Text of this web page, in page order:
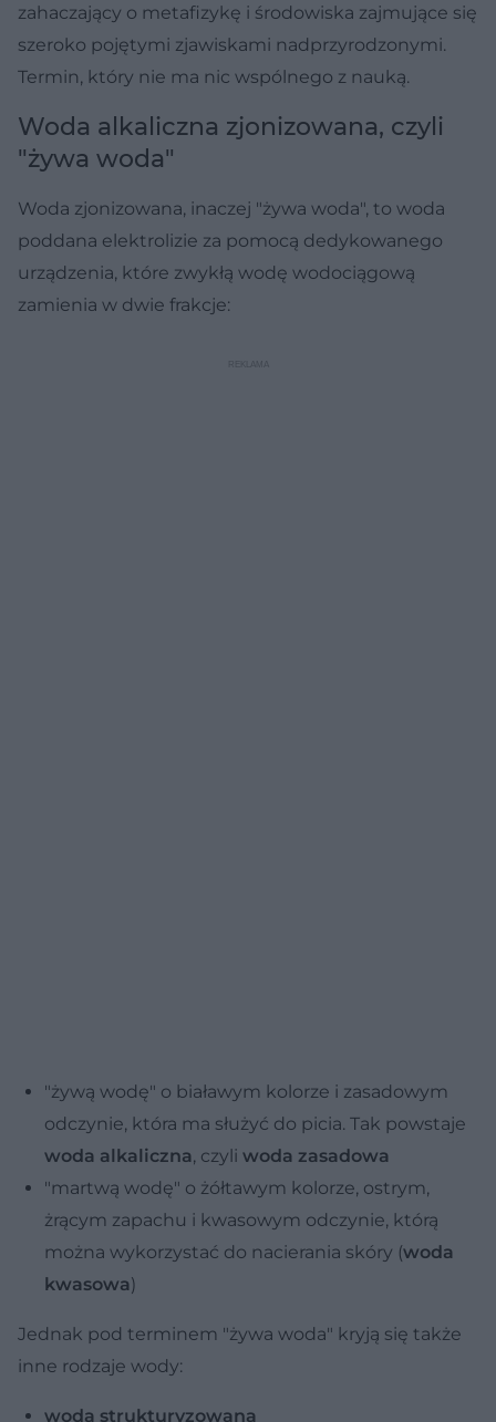
zahaczający o metafizykę i środowiska zajmujące się
szeroko pojętymi zjawiskami nadprzyrodzonymi.
Termin, który nie ma nic wspólnego z nauką.
Woda alkaliczna zjonizowana, czyli
"żywa woda"
Woda zjonizowana, inaczej "żywa woda", to woda
poddana elektrolizie za pomocą dedykowanego
urządzenia, które zwykłą wodę wodociągową
zamienia w dwie frakcje:
"żywą wodę" o białawym kolorze i zasadowym
odczynie, która ma służyć do picia. Tak powstaje
woda alkaliczna, czyli woda zasadowa
"martwą wodę" o żółtawym kolorze, ostrym,
żrącym zapachu i kwasowym odczynie, którą
można wykorzystać do nacierania skóry (woda
kwasowa)
Jednak pod terminem "żywa woda" kryją się także
inne rodzaje wody:
woda strukturyzowana